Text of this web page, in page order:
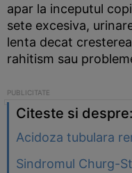
apar la inceputul
sete excesiva,
lenta decat
rahitism sau
Citeste si despre:
Acidoza tubulara
Sindromul Churg-